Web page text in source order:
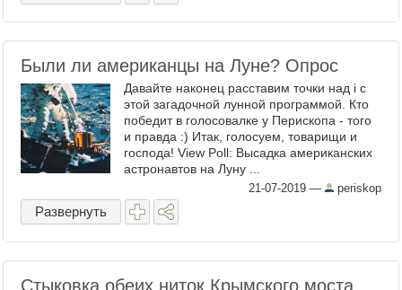
Были ли американцы на Луне? Опрос
Давайте наконец расставим точки над i с
этой загадочной лунной программой. Кто
победит в голосовалке у Перископа - того
и правда :) Итак, голосуем, товарищи и
господа! View Poll: Высадка американских
астронавтов на Луну ...
21-07-2019 — periskop
Развернуть
Стыковка обеих ниток Крымского моста